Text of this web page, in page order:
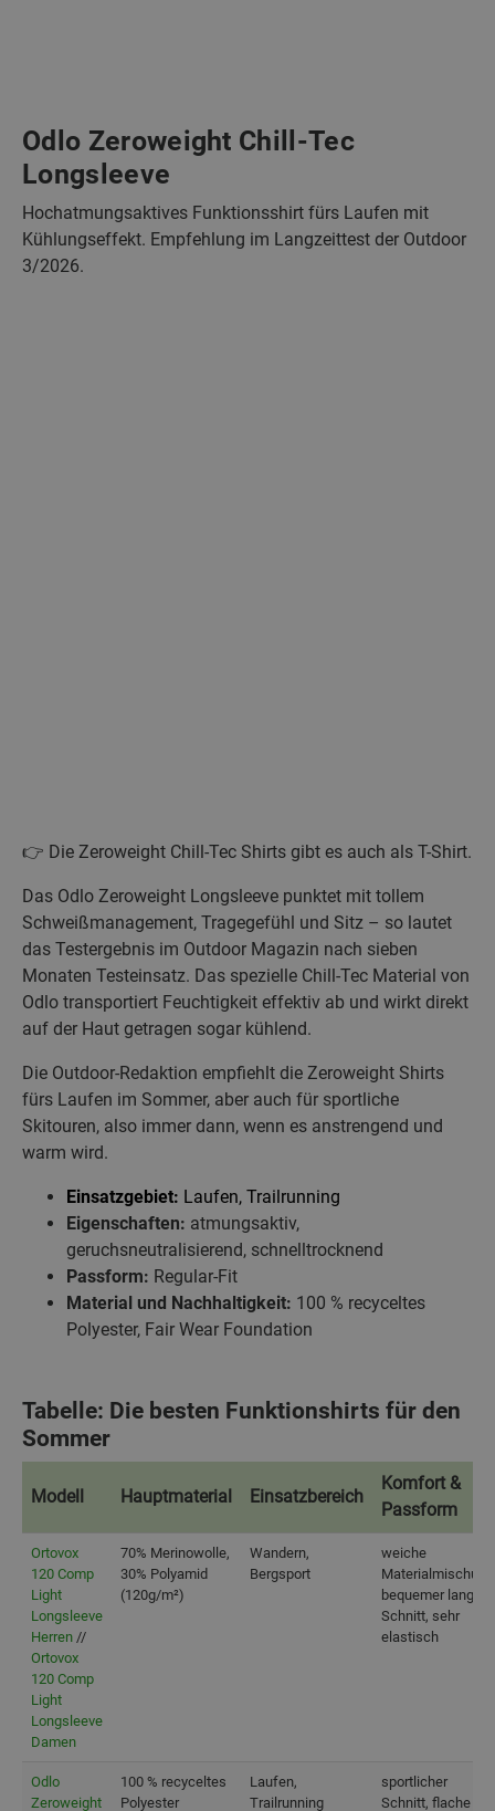
Odlo Zeroweight Chill-Tec
Longsleeve
Hochatmungsaktives Funktionsshirt fürs Laufen mit
Kühlungseffekt. Empfehlung im Langzeittest der Outdoor
3/2026.
👉 Die Zeroweight Chill-Tec Shirts gibt es auch als T-Shirt.
Das Odlo Zeroweight Longsleeve punktet mit tollem
Schweißmanagement, Tragegefühl und Sitz – so lautet
das Testergebnis im Outdoor Magazin nach sieben
Monaten Testeinsatz. Das spezielle Chill-Tec Material von
Odlo transportiert Feuchtigkeit effektiv ab und wirkt direkt
auf der Haut getragen sogar kühlend.
Die Outdoor-Redaktion empfiehlt die Zeroweight Shirts
fürs Laufen im Sommer, aber auch für sportliche
Skitouren, also immer dann, wenn es anstrengend und
warm wird.
Einsatzgebiet: Laufen, Trailrunning
Eigenschaften: atmungsaktiv,
geruchsneutralisierend, schnelltrocknend
Passform: Regular-Fit
Material und Nachhaltigkeit: 100 % recyceltes
Polyester, Fair Wear Foundation
Tabelle: Die besten Funktionshirts für den
Sommer
Modell Hauptmaterial Einsatzbereich
Komfort &
Passform
Modell
Hauptmaterial Einsatzbereich
Komfort &
Passform
Ortovox
120 Comp
Light
Longsleeve
Herren //
Ortovox
120 Comp
Light
Longsleeve
Damen
70% Merinowolle,
30% Polyamid
(120g/m²)
Wandern,
Bergsport
weiche
bequemer langer
Schnitt, sehr
elastisch
Odlo
Zeroweight
100 % recyceltes
Polyester
Laufen,
Trailrunning
sportlicher
Schnitt, flache